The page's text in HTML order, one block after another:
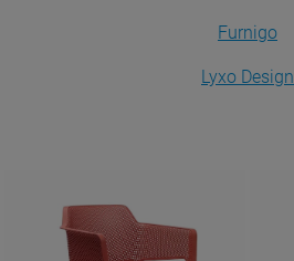
Furnigo
Lyxo Design